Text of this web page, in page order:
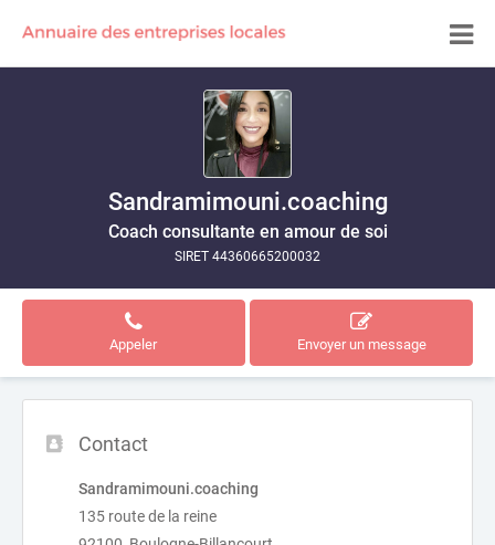
Sandramimouni.coaching
Coach consultante en amour de soi
SIRET 44360665200032
Appeler Envoyer un message
Contact
Sandramimouni.coaching
135 route de la reine